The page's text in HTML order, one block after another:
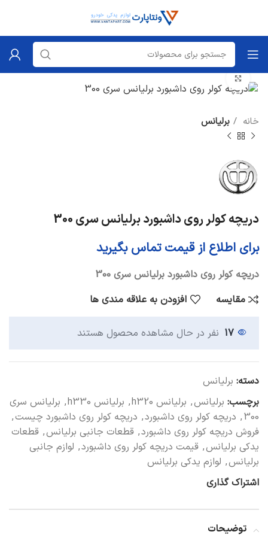
خانه برلیانس
دریچه کولر روی داشبورد برلیانس سری 300
برای اطلاع از قیمت تماس بگیرید
دریچه کولر روی داشبورد برلیانس سری 300
مقایسه
افزودن به علاقه مندی ها
17 نفر در حال مشاهده محصول هستند
دسته: برلیانس
برچسب: برلیانس, برلیانس h320 , برلیانس h330 , برلیانس سری
300
, دریچه کولر روی داشبورد, دریچه کولر روی داشبورد چیست,
فروش دریچه کولر روی داشبورد, قطعات جانبی برلیانس, قطعات
یدکی برلیانس, قیمت دریچه کولر روی داشبورد, لوازم جانبی
برلیانس, لوازم یدکی برلیانس
اشتراک گذاری
توضیحات